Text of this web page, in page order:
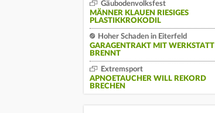
Gäubodenvolksfest
MÄNNER KLAUEN RIESIGES
PLASTIKKROKODIL
Hoher Schaden in Eiterfeld
GARAGENTRAKT MIT WERKSTATT
BRENNT
Extremsport
APNOETAUCHER WILL REKORD
BRECHEN